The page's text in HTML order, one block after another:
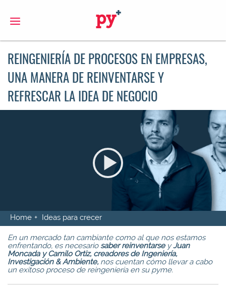
REINGENIERÍA DE PROCESOS EN EMPRESAS,
UNA MANERA DE REINVENTARSE Y
REFRESCAR LA IDEA DE NEGOCIO
Home Ideas para crecer
En un mercado tan cambiante como al que nos estamos
enfrentando, es necesariosaber reinventarseyJuan
Moncada y Camilo Ortiz, creadores de Ingeniería,
Investigación & Ambiente,nos cuentan cómo llevar a cabo
un exitoso proceso de reingeniería en su pyme.